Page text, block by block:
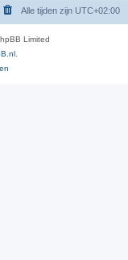
Alle tijden zijn UTC+02:00
Limited